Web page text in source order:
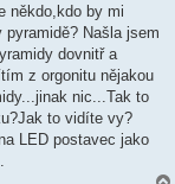
někdo,kdo by mi
Našla jsem
dovnitř a
z orgonitu nějakou
nic...Tak to
to vidíte vy?
LED postavec jako